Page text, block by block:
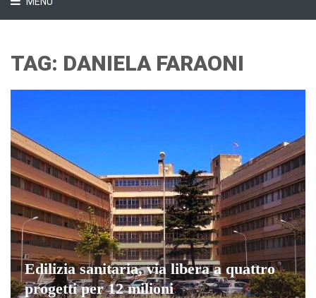
TAG: DANIELA FARAONI
Edilizia sanitaria, via libera a quattro
progetti per 12 milioni